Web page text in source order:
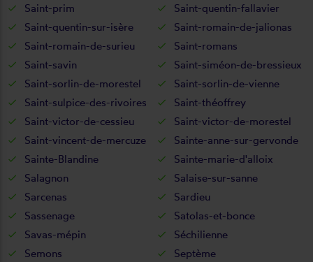
Saint-prim
Saint-quentin-fallavier
Saint-quentin-sur-isère
Saint-romain-de-jalionas
Saint-romain-de-surieu
Saint-romans
Saint-savin
Saint-siméon-de-bressieux
Saint-sorlin-de-morestel
Saint-sorlin-de-vienne
Saint-sulpice-des-rivoires
Saint-théoffrey
Saint-victor-de-cessieu
Saint-victor-de-morestel
Saint-vincent-de-mercuze
Sainte-anne-sur-gervonde
Sainte-Blandine
Sainte-marie-d'alloix
Salagnon
Salaise-sur-sanne
Sarcenas
Sardieu
Sassenage
Satolas-et-bonce
Savas-mépin
Séchilienne
Semons
Septème